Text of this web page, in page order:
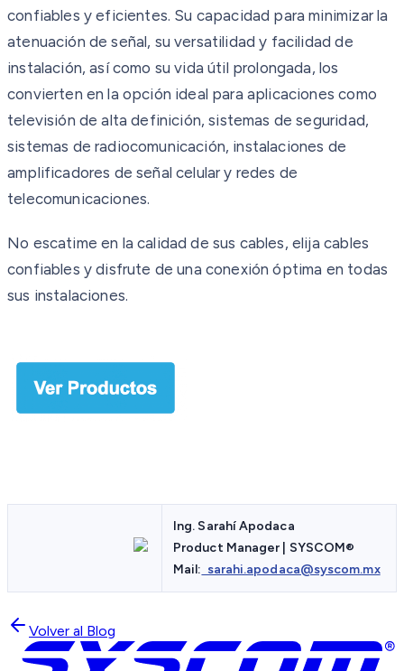
confiables y eficientes. Su capacidad para minimizar la
atenuación de señal, su versatilidad y facilidad de
instalación, así como su vida útil prolongada, los
convierten en la opción ideal para aplicaciones como
televisión de alta definición, sistemas de seguridad,
sistemas de radiocomunicación, instalaciones de
amplificadores de señal celular y redes de
telecomunicaciones.
No escatime en la calidad de sus cables, elija cables
confiables y disfrute de una conexión óptima en todas
sus instalaciones.
Ing. Sarahí Apodaca
Product Manager | SYSCOM®
Mail: sarahi.apodaca@syscom.mx
Volver al Blog